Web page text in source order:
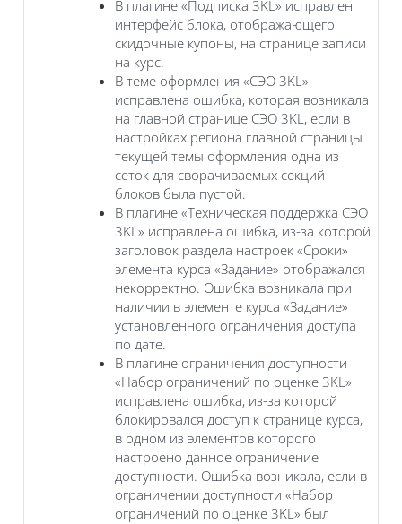
В плагине «Подписка 3KL» исправлен
интерфейс блока, отображающего
скидочные купоны, на странице записи
на курс.
В теме оформления «‎СЭО 3KL»
исправлена ошибка, которая возникала
на главной странице СЭО 3KL, если в
настройках региона главной страницы
текущей темы оформления одна из
сеток для сворачиваемых секций
блоков была пустой.
В плагине «‎Техническая поддержка СЭО
3KL» исправлена ошибка, из-за которой
заголовок раздела настроек «Сроки»
элемента курса «Задание» отображался
некорректно. Ошибка возникала при
наличии в элементе курса «Задание»
установленного ограничения доступа
по дате.
В плагине ограничения доступности
«‎Набор ограничений по оценке 3KL»
исправлена ошибка, из-за которой
блокировался доступ к странице курса,
в одном из элементов которого
настроено данное ограничение
доступности. Ошибка возникала, если в
ограничении доступности «‎Набор
ограничений по оценке 3KL» был